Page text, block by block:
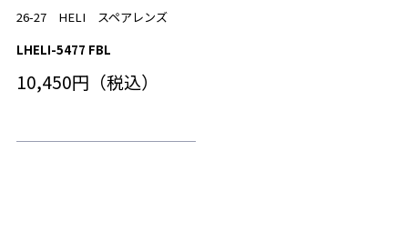
26-27 HELI スペアレンズ
LHELI-5477 FBL
10,450円（税込）